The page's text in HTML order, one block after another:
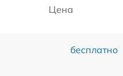
Цена
бесплатно